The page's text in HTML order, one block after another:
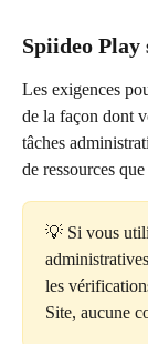
Spiideo Play
Les exigences
de la façon dont
tâches
de ressources
💡 Si vous
les
Site, aucune